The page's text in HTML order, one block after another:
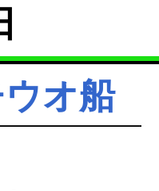
オ船